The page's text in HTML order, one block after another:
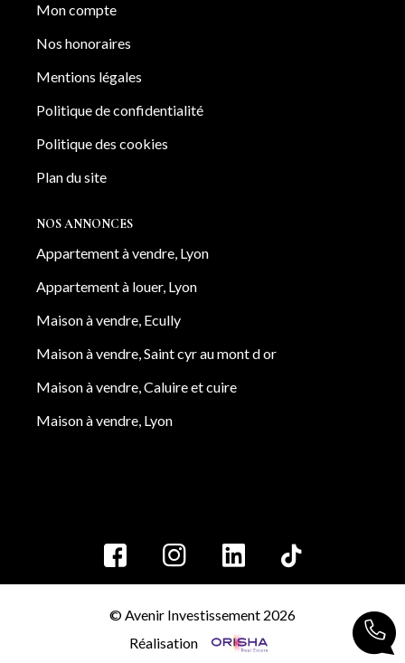
Mon compte
Nos honoraires
Mentions légales
Politique de confidentialité
Politique des cookies
Plan du site
NOS ANNONCES
Appartement à vendre, Lyon
Appartement à louer, Lyon
Maison à vendre, Ecully
Maison à vendre, Saint cyr au mont d or
Maison à vendre, Caluire et cuire
Maison à vendre, Lyon
© Avenir Investissement 2026
Réalisation